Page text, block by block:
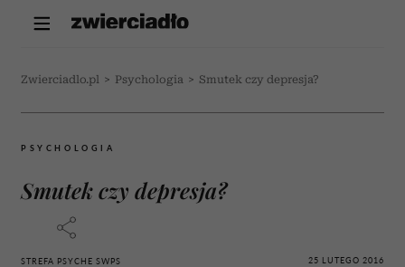
Zwierciadlo.pl > Psychologia > Smutek czy depresja?
PSYCHOLOGIA
Smutek czy depresja?
STREFA PSYCHE SWPS 25 LUTEGO 2016